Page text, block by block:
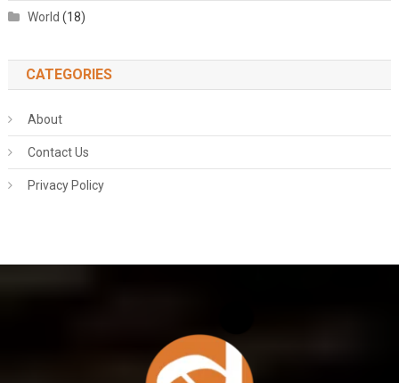
World (18)
CATEGORIES
About
Contact Us
Privacy Policy